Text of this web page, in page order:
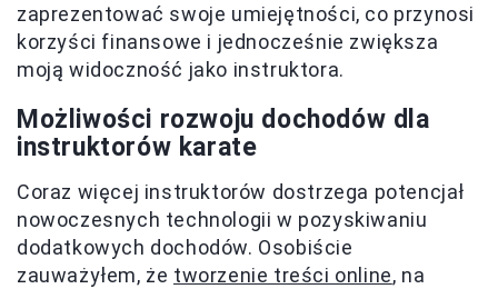
zaprezentować swoje umiejętności, co przynosi
korzyści finansowe i jednocześnie zwiększa
moją widoczność jako instruktora.
Możliwości rozwoju dochodów dla
instruktorów karate
Coraz więcej instruktorów dostrzega potencjał
nowoczesnych technologii w pozyskiwaniu
dodatkowych dochodów. Osobiście
zauważyłem, że tworzenie treści online, na